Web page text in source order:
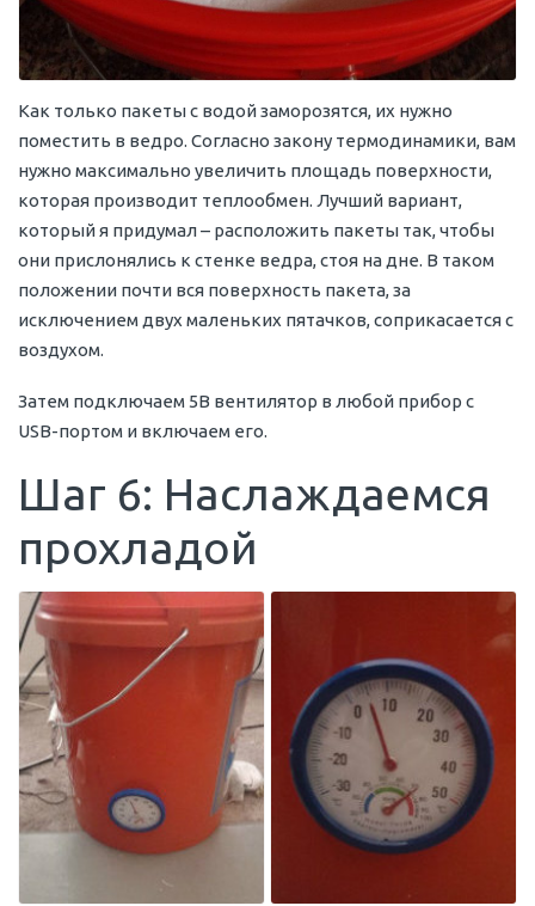
Как только пакеты с водой заморозятся, их нужно
поместить в ведро. Согласно закону термодинамики, вам
нужно максимально увеличить площадь поверхности,
которая производит теплообмен. Лучший вариант,
который я придумал – расположить пакеты так, чтобы
они прислонялись к стенке ведра, стоя на дне. В таком
положении почти вся поверхность пакета, за
исключением двух маленьких пятачков, соприкасается с
воздухом.
Затем подключаем 5В вентилятор в любой прибор с
USB-портом и включаем его.
Шаг 6: Наслаждаемся
прохладой